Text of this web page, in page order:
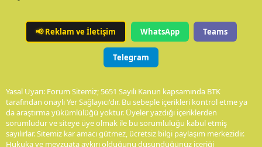
📢Reklam ve İletişim WhatsApp Teams
Telegram
Yasal Uyarı: Forum Sitemiz; 5651 Sayılı Kanun kapsamında BTK
tarafından onaylı Yer Sağlayıcı'dır. Bu sebeple içerikleri kontrol etme ya
da araştırma yükümlülüğü yoktur. Üyeler yazdığı içeriklerden
sorumludur ve siteye üye olmak ile bu sorumluluğu kabul etmiş
sayılırlar. Sitemiz kar amacı gütmez, ücretsiz bilgi paylaşım merkezidir.
Hukuka ve mevzuata aykırı olduğunu düşündüğünüz içeriği